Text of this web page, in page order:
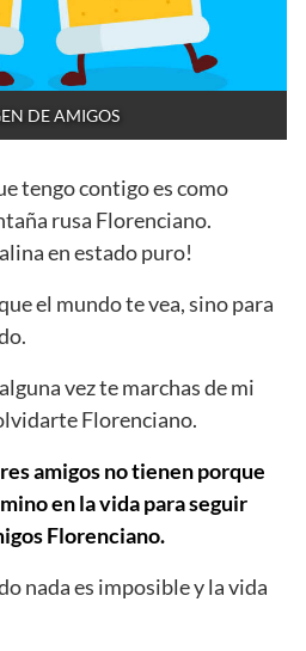
DE AMIGOS
tengo contigo es como
rusa Florenciano.
en estado puro!
el mundo te vea, sino para
vez te marchas de mi
Florenciano.
amigos no tienen porque
en la vida para seguir
Florenciano.
nada es imposible y la vida